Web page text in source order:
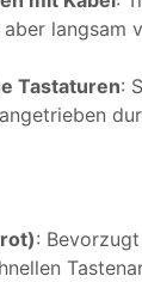
langsam
Tastaturen:
: